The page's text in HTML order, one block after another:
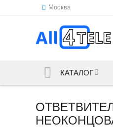
Москва
КАТАЛОГ